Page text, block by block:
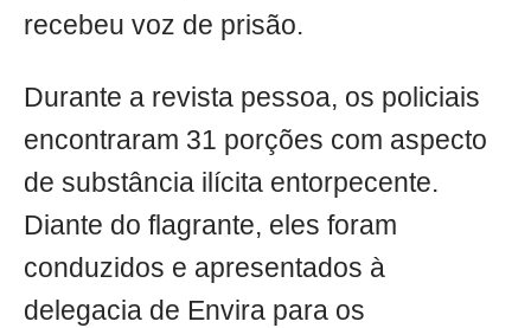
recebeu voz de prisão.
Durante a revista pessoa, os policiais
encontraram 31 porções com aspecto
de substância ilícita entorpecente.
Diante do flagrante, eles foram
conduzidos e apresentados à
delegacia de Envira para os